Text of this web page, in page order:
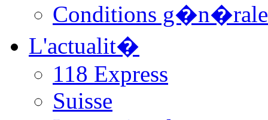
Conditions
L'actualit�
118 Express
Suisse